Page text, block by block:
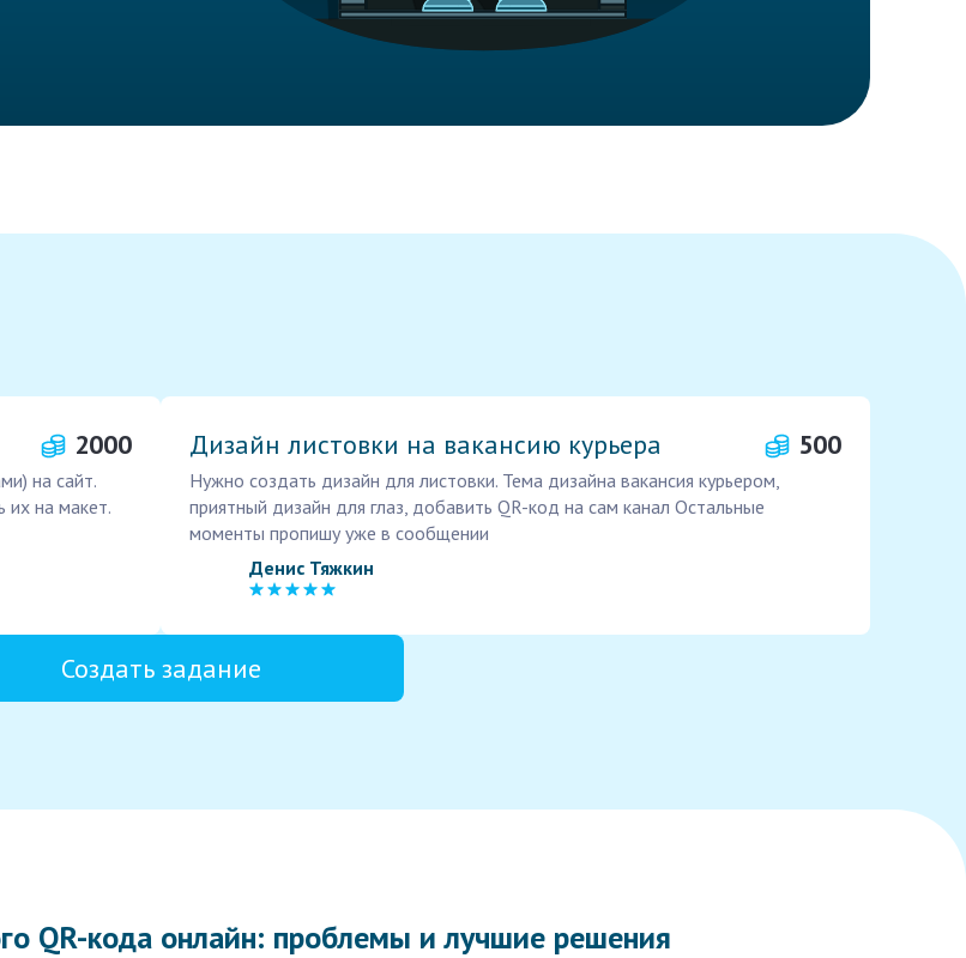
2000
на сайт.
их на макет.
Дизайн листовки на вакансию курьера 500
Нужно создать дизайн для листовки. Тема дизайна вакансия курьером,
приятный дизайн для глаз, добавить QR-код на сам канал Остальные
моменты пропишу уже в сообщении
Денис Тяжкин
Создать задание
QR-кода онлайн: проблемы и лучшие решения